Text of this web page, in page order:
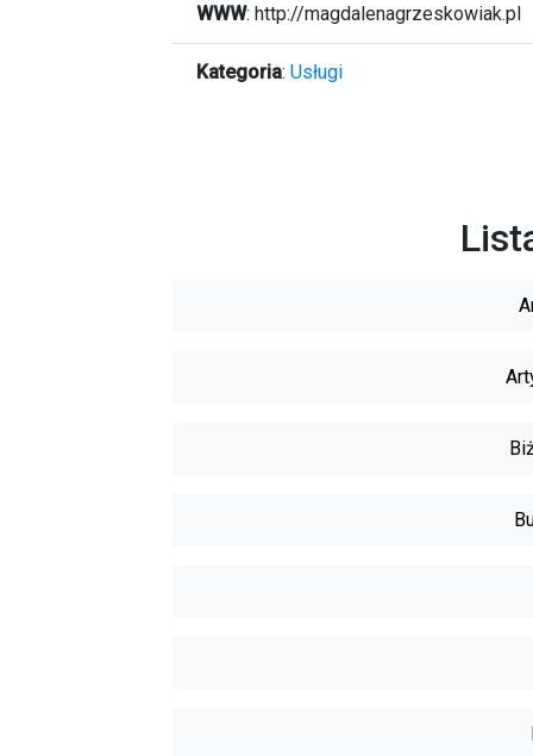
WWW: http://magdalenagrzeskowiak.pl
Kategoria: Usługi